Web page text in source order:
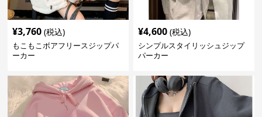
¥3,760 (税込)
もこもこボアフリースジップパ
ーカー
¥4,600 (税込)
シンプルスタイリッシュジップ
パーカー